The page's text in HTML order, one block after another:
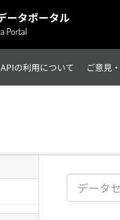
APIの利用について ご意見